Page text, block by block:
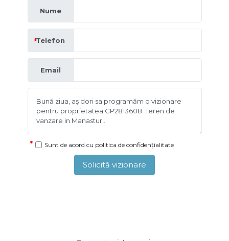
Nume
Telefon
Email
Sunt de acord cu politica de confidențialitate
Solicită vizionare